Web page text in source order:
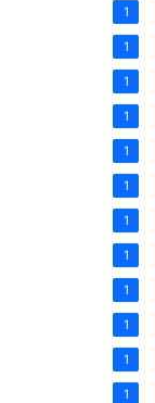
1
1
1
1
1
1
1
1
1
1
1
1